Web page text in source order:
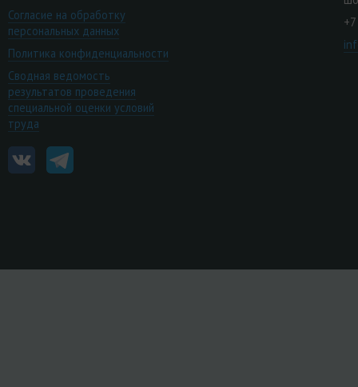
Согласие на обработку
персональных данных
Политика конфиденциальности
Сводная ведомость
результатов проведения
специальной оценки условий
труда